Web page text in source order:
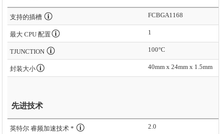
支持的插槽 FCBGA1168
最大 CPU 配置 1
TJUNCTION 100°C
封装大小 40mm x 24mm x 1.5mm
先进技术
英特尔 睿频加速技术 * 2.0